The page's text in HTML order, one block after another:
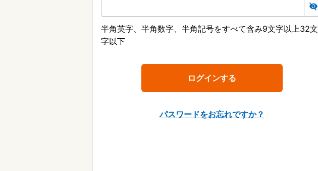
半角英字、半角数字、半角記号をすべて含み9文字以上32文
字以下
パスワードをお忘れですか？